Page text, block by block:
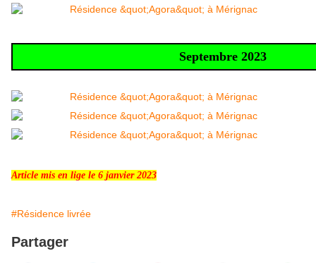
Septembre 2023
Article mis en lige le 6 janvier 2023
#Résidence livrée
Partager